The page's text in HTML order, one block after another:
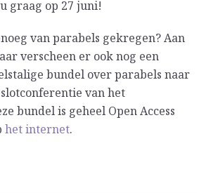
graag op 27 juni!
van parabels gekregen? Aan
verscheen er ook nog een
bundel over parabels naar
van het
bundel is geheel Open Access
het internet.